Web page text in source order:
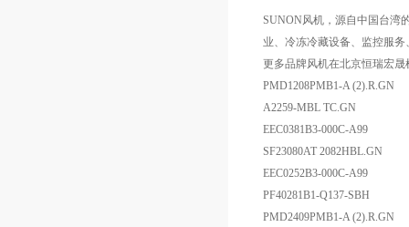
SUNON风机，源自中国台湾
业、冷冻冷藏设备、监控服
更多品牌风机在北京恒瑞宏
PMD1208PMB1-A (2).R.GN
A2259-MBL TC.GN
EEC0381B3-000C-A99
SF23080AT 2082HBL.GN
EEC0252B3-000C-A99
PF40281B1-Q137-SBH
PMD2409PMB1-A (2).R.GN